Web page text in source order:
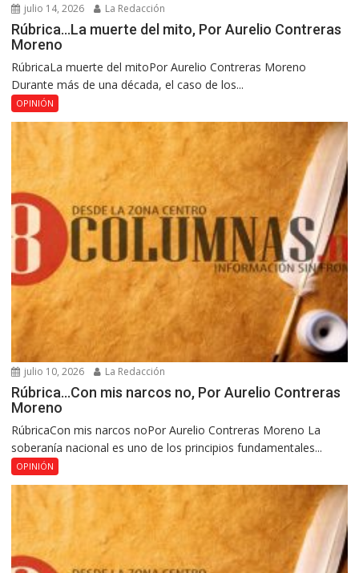
julio 14, 2026 La Redacción
Rúbrica…La muerte del mito, Por Aurelio Contreras
Moreno
RúbricaLa muerte del mitoPor Aurelio Contreras Moreno
Durante más de una década, el caso de los...
OPINIÓN
julio 10, 2026 La Redacción
Rúbrica…Con mis narcos no, Por Aurelio Contreras
Moreno
RúbricaCon mis narcos noPor Aurelio Contreras Moreno La
soberanía nacional es uno de los principios fundamentales...
OPINIÓN